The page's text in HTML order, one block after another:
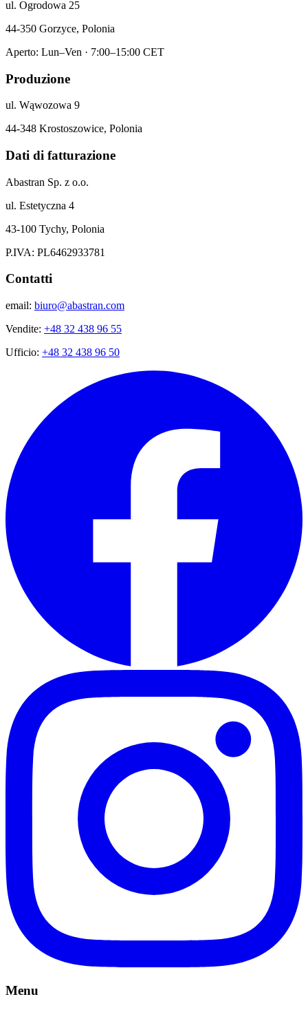
ul. Ogrodowa 25
44-350 Gorzyce, Polonia
Aperto: Lun–Ven · 7:00–15:00 CET
Produzione
ul. Wąwozowa 9
44-348 Krostoszowice, Polonia
Dati di fatturazione
Abastran Sp. z o.o.
ul. Estetyczna 4
43-100 Tychy, Polonia
P.IVA: PL6462933781
Contatti
email: biuro@abastran.com
Vendite: +48 32 438 96 55
Ufficio: +48 32 438 96 50
Menu